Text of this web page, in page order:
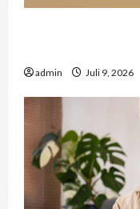
admin Juli 9, 2026